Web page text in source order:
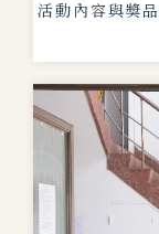
活動內容與獎